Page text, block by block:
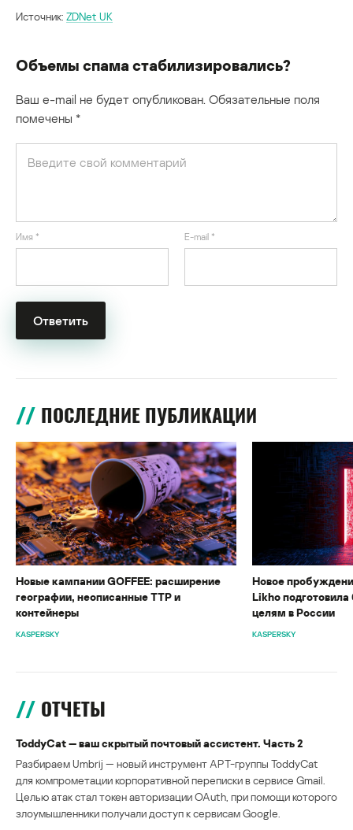
Источник: ZDNet UK
Объемы спама стабилизировались?
Ваш e-mail не будет опубликован. Обязательные поля
помечены *
Имя * E-mail *
ПОСЛЕДНИЕ ПУБЛИКАЦИИ
Новые кампании GOFFEE: расширение
географии, неописанные TTP и
контейнеры
KASPERSKY
Новое
Likho
целям в России
KASPERSKY
ОТЧЕТЫ
ToddyCat — ваш скрытый почтовый ассистент. Часть 2
Разбираем Umbrij — новый инструмент APT-группы ToddyCat
для компрометации корпоративной переписки в сервисе Gmail.
Целью атак стал токен авторизации OAuth, при помощи которого
злоумышленники получали доступ к сервисам Google.